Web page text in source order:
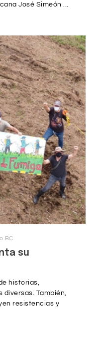
José Simeón ...
BC
su
historias,
diversas. También,
resistencias y